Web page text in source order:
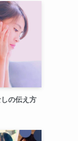
の伝え方